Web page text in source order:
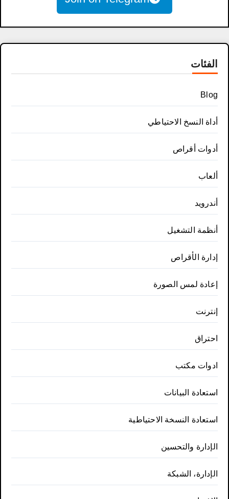
الفئات
Blog
أداة النسخ الاحتياطي
أدوات أقراص
ألعاب
أندرويد
أنظمة التشغيل
إدارة الأقراص
إعادة لمس الصورة
إنترنت
احتراق
ادوات مكتب
استعادة البيانات
استعادة النسخة الاحتياطية
الإدارة والتحسين
الإدارة، الشبكة